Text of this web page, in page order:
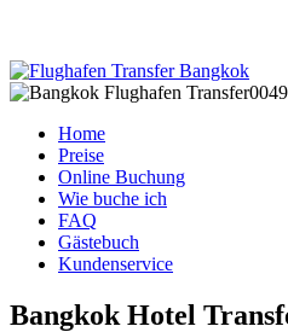
Home
Preise
Online Buchung
Wie buche ich
FAQ
Gästebuch
Kundenservice
Bangkok Hotel